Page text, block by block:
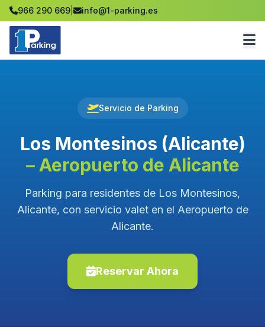
966 290 669 info@1-parking.es
Servicio de Parking
Los Montesinos (Alicante)
– Aeropuerto de Alicante
Parking para residentes de Los Montesinos,
Alicante, con servicio valet en el Aeropuerto de
Alicante.
Reservar Ahora